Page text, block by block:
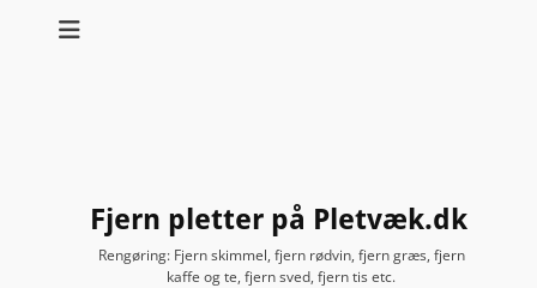
Fjern pletter på Pletvæk.dk
Rengøring: Fjern skimmel, fjern rødvin, fjern græs, fjern
kaffe og te, fjern sved, fjern tis etc.